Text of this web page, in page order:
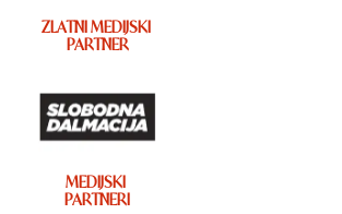
ZLATNI MEDIJSKI
PARTNER
MEDIJSKI
PARTNERI